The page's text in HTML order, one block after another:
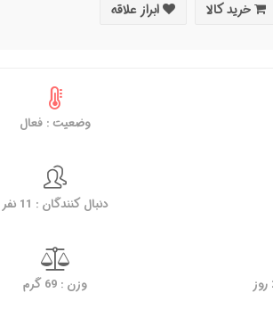
خرید کالا ابراز علاقه
وضعیت : فعال
دنبال کنندگان : 11 نفر
وزن : 69 گرم